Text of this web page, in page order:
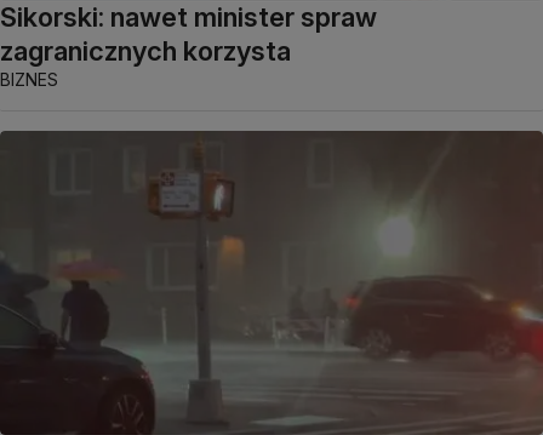
Sikorski: nawet minister spraw
zagranicznych korzysta
BIZNES